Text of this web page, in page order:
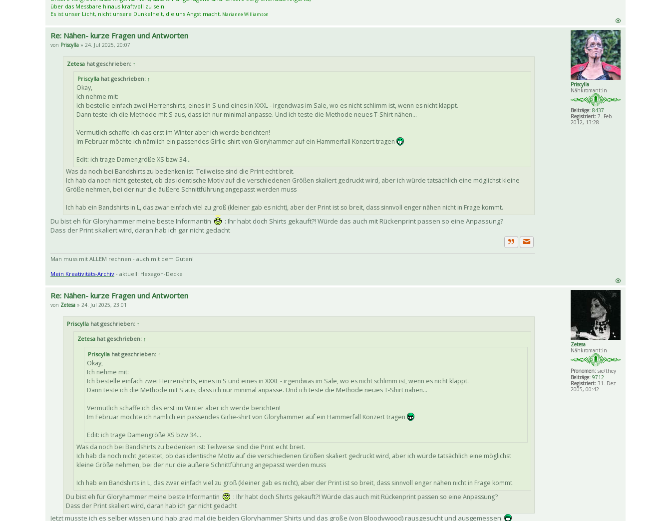
über das Messbare hinaus kraftvoll zu sein.
Es ist unser Licht, nicht unsere Dunkelheit, die uns Angst macht. Marianne Williamson
Priscylla
Nähkromant:in
Beiträge: 8437
Registriert: 7. Feb
2012, 13:28
Re: Nähen- kurze Fragen und Antworten
von Priscylla » 24. Jul 2025, 20:07
Zetesa hat geschrieben: ↑
Priscylla hat geschrieben: ↑
Okay,
Ich nehme mit:
Ich bestelle einfach zwei Herrenshirts, eines in S und eines in XXXL - irgendwas im Sale, wo es nicht schlimm ist, wenn es nicht klappt.
Dann teste ich die Methode mit S aus, dass ich nur minimal anpasse. Und ich teste die Methode neues T-Shirt nähen...
Vermutlich schaffe ich das erst im Winter aber ich werde berichten!
Im Februar möchte ich nämlich ein passendes Girlie-shirt von Gloryhammer auf ein Hammerfall Konzert tragen
Edit: ich trage Damengröße XS bzw 34...
Was da noch bei Bandshirts zu bedenken ist: Teilweise sind die Print echt breit.
Ich hab da noch nicht getestet, ob das identische Motiv auf die verschiedenen Größen skaliert gedruckt wird, aber ich würde tatsächlich eine möglichst kleine
Größe nehmen, bei der nur die äußere Schnittführung angepasst werden muss
Ich hab ein Bandshirts in L, das zwar einfach viel zu groß (kleiner gab es nicht), aber der Print ist so breit, dass sinnvoll enger nähen nicht in Frage kommt.
Du bist eh für Gloryhammer meine beste Informantin
: Ihr habt doch Shirts gekauft?! Würde das auch mit Rückenprint passen so eine Anpassung?
Dass der Print skaliert wird, daran hab ich gar nicht gedacht
ZitatPrivate Nachricht senden
Man muss mit ALLEM rechnen - auch mit dem Guten!
Mein Kreativitäts-Archiv - aktuell: Hexagon-Decke
Zetesa
Nähkromant:in
Pronomen: sie/they
Beiträge: 9712
Registriert: 31. Dez
2005, 00:42
Re: Nähen- kurze Fragen und Antworten
von Zetesa » 24. Jul 2025, 23:01
Priscylla hat geschrieben: ↑
Zetesa hat geschrieben: ↑
Priscylla hat geschrieben: ↑
Okay,
Ich nehme mit:
Ich bestelle einfach zwei Herrenshirts, eines in S und eines in XXXL - irgendwas im Sale, wo es nicht schlimm ist, wenn es nicht klappt.
Dann teste ich die Methode mit S aus, dass ich nur minimal anpasse. Und ich teste die Methode neues T-Shirt nähen...
Vermutlich schaffe ich das erst im Winter aber ich werde berichten!
Im Februar möchte ich nämlich ein passendes Girlie-shirt von Gloryhammer auf ein Hammerfall Konzert tragen
Edit: ich trage Damengröße XS bzw 34...
Was da noch bei Bandshirts zu bedenken ist: Teilweise sind die Print echt breit.
Ich hab da noch nicht getestet, ob das identische Motiv auf die verschiedenen Größen skaliert gedruckt wird, aber ich würde tatsächlich eine möglichst
kleine Größe nehmen, bei der nur die äußere Schnittführung angepasst werden muss
Ich hab ein Bandshirts in L, das zwar einfach viel zu groß (kleiner gab es nicht), aber der Print ist so breit, dass sinnvoll enger nähen nicht in Frage kommt.
Du bist eh für Gloryhammer meine beste Informantin
: Ihr habt doch Shirts gekauft?! Würde das auch mit Rückenprint passen so eine Anpassung?
Dass der Print skaliert wird, daran hab ich gar nicht gedacht
Jetzt musste ich es selber wissen und hab grad mal die beiden Gloryhammer Shirts und das große (von Bloodywood) rausgesucht und ausgemessen.